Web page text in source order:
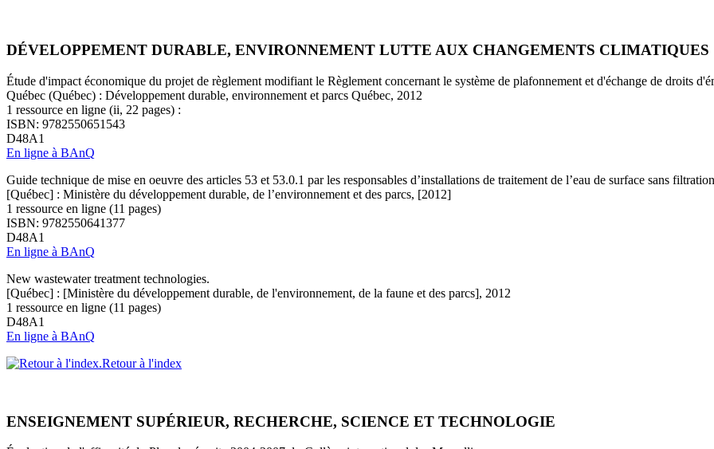
DÉVELOPPEMENT DURABLE, ENVIRONNEMENT LUTTE AUX CHANGEMENTS CLIMATIQUES
Étude d'impact économique du projet de règlement modifiant le Règlement concernant le système de plafonnement et d'échange de droits
Québec (Québec) : Développement durable, environnement et parcs Québec, 2012
1 ressource en ligne (ii, 22 pages) :
ISBN: 9782550651543
D48A1
En ligne à BAnQ
Guide technique de mise en oeuvre des articles 53 et 53.0.1 par les responsables d’installations de traitement de l’eau de surface sans
[Québec] : Ministère du développement durable, de l’environnement et des parcs, [2012]
1 ressource en ligne (11 pages)
ISBN: 9782550641377
D48A1
En ligne à BAnQ
New wastewater treatment technologies.
[Québec] : [Ministère du développement durable, de l'environnement, de la faune et des parcs], 2012
1 ressource en ligne (11 pages)
D48A1
En ligne à BAnQ
Retour à l'index
ENSEIGNEMENT SUPÉRIEUR, RECHERCHE, SCIENCE ET TECHNOLOGIE